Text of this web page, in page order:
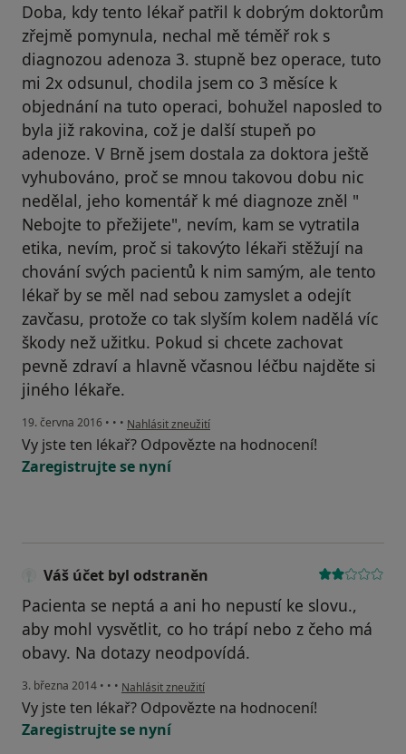
Doba, kdy tento lékař patřil k dobrým doktorům
zřejmě pomynula, nechal mě téměř rok s
diagnozou adenoza 3. stupně bez operace, tuto
mi 2x odsunul, chodila jsem co 3 měsíce k
objednání na tuto operaci, bohužel naposled to
byla již rakovina, což je další stupeň po
adenoze. V Brně jsem dostala za doktora ještě
vyhubováno, proč se mnou takovou dobu nic
nedělal, jeho komentář k mé diagnoze zněl "
Nebojte to přežijete", nevím, kam se vytratila
etika, nevím, proč si takovýto lékaři stěžují na
chování svých pacientů k nim samým, ale tento
lékař by se měl nad sebou zamyslet a odejít
zavčasu, protože co tak slyším kolem nadělá víc
škody než užitku. Pokud si chcete zachovat
pevně zdraví a hlavně včasnou léčbu najděte si
jiného lékaře.
19. června 2016 • • • podle názoru uživatele Váš účet byl odstraněn
Nahlásit zneužití
Vy jste ten lékař? Odpovězte na hodnocení!
Zaregistrujte se nyní
Váš účet byl odstraněn
Pacienta se neptá a ani ho nepustí ke slovu.,
aby mohl vysvětlit, co ho trápí nebo z čeho má
obavy. Na dotazy neodpovídá.
3. března 2014 • • • podle názoru uživatele Váš účet byl odstraněn
Nahlásit zneužití
Vy jste ten lékař? Odpovězte na hodnocení!
Zaregistrujte se nyní